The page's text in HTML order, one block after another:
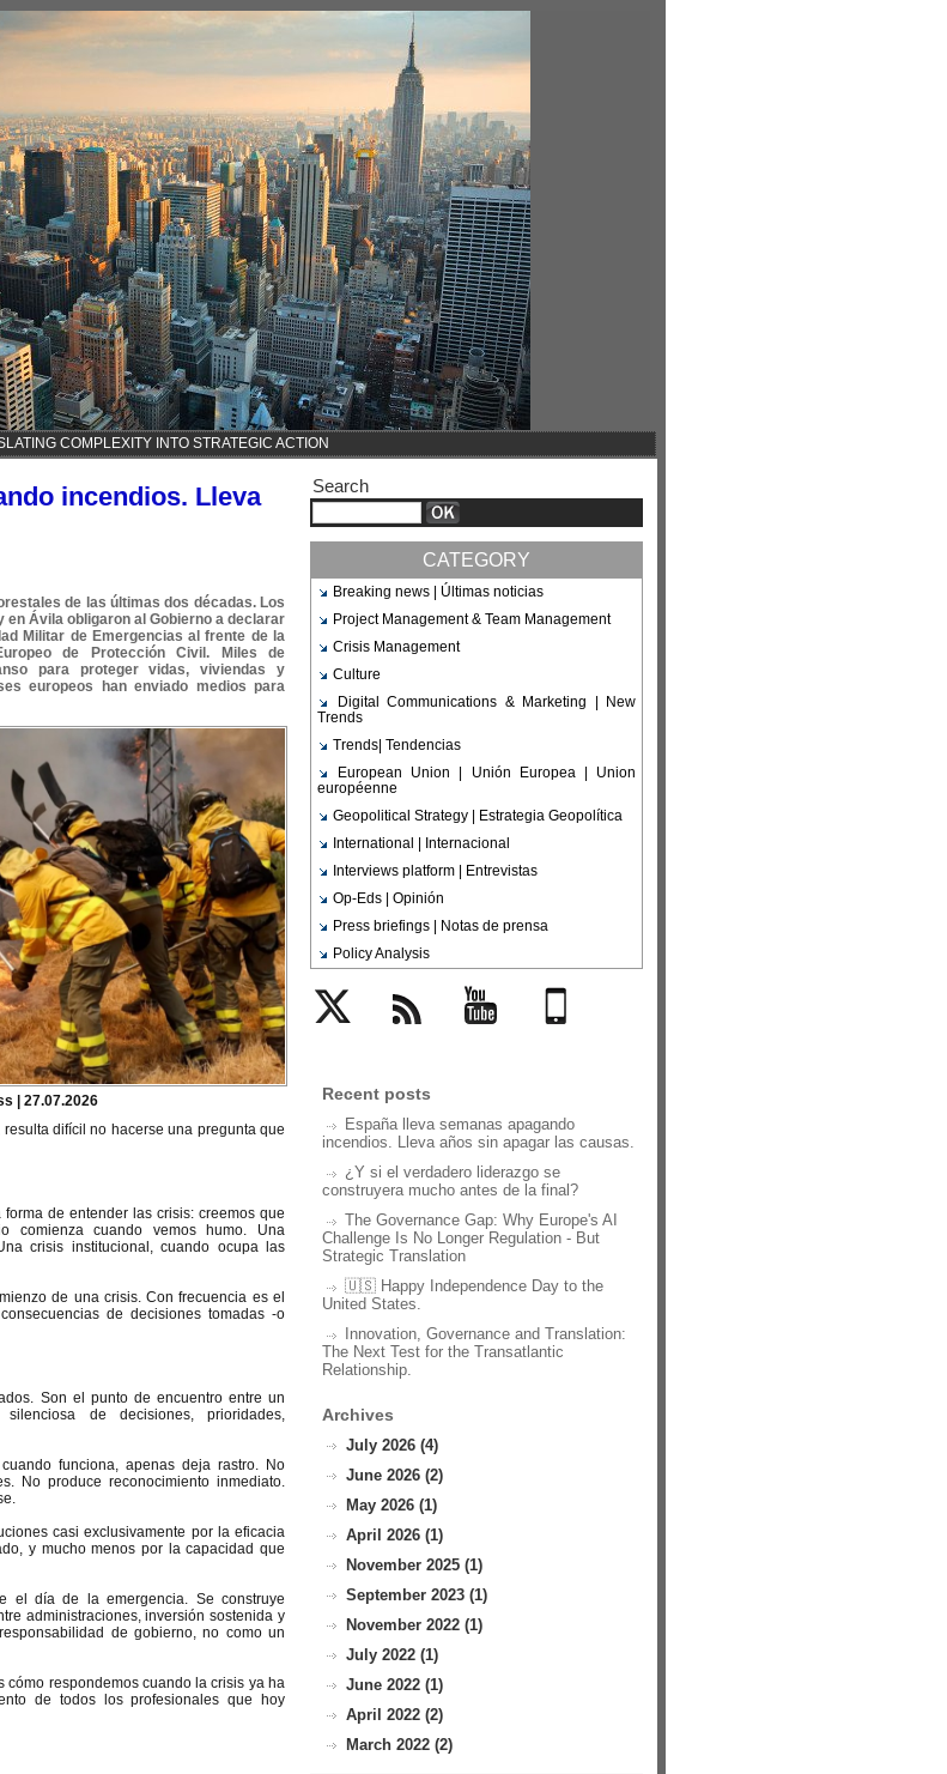
COMPLEXITY INTO STRATEGIC ACTION
incendios. Lleva
de las últimas dos décadas. Los
Ávila obligaron al Gobierno a declarar
Militar de Emergencias al frente de la
de Protección Civil. Miles de
para proteger vidas, viviendas y
europeos han enviado medios para
| 27.07.2026
difícil no hacerse una pregunta que
de entender las crisis: creemos que
comienza cuando vemos humo. Una
crisis institucional, cuando ocupa las
de una crisis. Con frecuencia es el
de decisiones tomadas -o
Son el punto de encuentro entre un
de decisiones, prioridades,
funciona, apenas deja rastro. No
No produce reconocimiento inmediato.
casi exclusivamente por la eficacia
y mucho menos por la capacidad que
el día de la emergencia. Se construye
administraciones, inversión sostenida y
de gobierno, no como un
cómo respondemos cuando la crisis ya ha
de todos los profesionales que hoy
Search
CATEGORY
Breaking news | Últimas noticias
Project Management & Team Management
Crisis Management
Culture
Digital Communications & Marketing | New
Trends
Trends| Tendencias
European Union | Unión Europea | Union
européenne
Geopolitical Strategy | Estrategia Geopolítica
International | Internacional
Interviews platform | Entrevistas
Op-Eds | Opinión
Press briefings | Notas de prensa
Policy Analysis
Recent posts
España lleva semanas apagando
incendios. Lleva años sin apagar las causas.
¿Y si el verdadero liderazgo se
construyera mucho antes de la final?
The Governance Gap: Why Europe's AI
Challenge Is No Longer Regulation - But
Strategic Translation
🇺🇸 Happy Independence Day to the
United States.
Innovation, Governance and Translation:
The Next Test for the Transatlantic
Relationship.
Archives
July 2026 (4)
June 2026 (2)
May 2026 (1)
April 2026 (1)
November 2025 (1)
September 2023 (1)
November 2022 (1)
July 2022 (1)
June 2022 (1)
April 2022 (2)
March 2022 (2)